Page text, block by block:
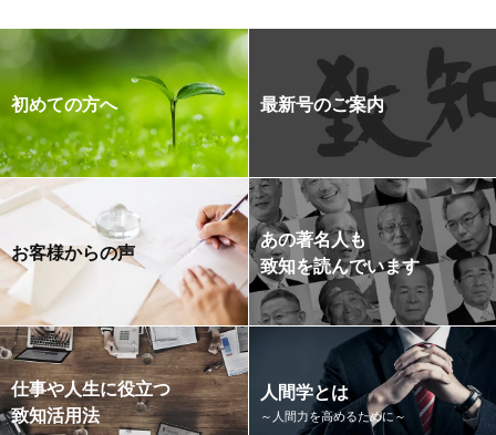
初めての方へ 最新号のご案内
お客様からの声
あの著名人も
致知を読んでいます
仕事や人生に役立つ
致知活用法
人間学とは
～人間力を高めるために～